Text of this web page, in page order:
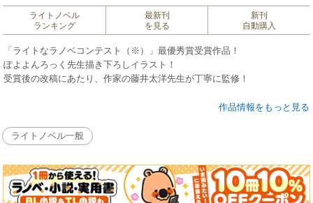
ライトノベル
ランキング
最新刊
を見る
新刊
自動購入
「ライトなラノベコンテスト（※）」最優秀賞受賞作品！
ぽよよんろっく先生描き下ろしイラスト！
受賞後の改稿にあたり、作家の藤井太洋先生が丁寧に監修！
＜あらすじ＞
株のディーラーである私は、きわめて優秀なAI「アリス」をパートナーと
付けた。
すべては読み通り、順調に進むかのように思えたが……
作品情報をもっと見る
ライトノベル一般